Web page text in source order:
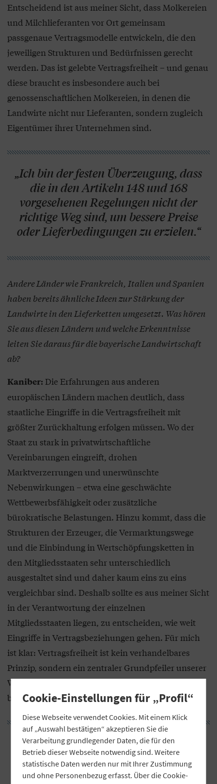
Entscheidend ist aus meiner Sicht, dass Molkereien
und Milchlieferanten vor Ort gemeinsam
passgenaue Vertragsmodelle entwickeln, die den
jeweiligen Strukturen und Bedürfnissen gerecht
werden. Das ist gelebte Vertragsfreiheit – und genau
diese braucht es insbesondere auch bei
genossenschaftlichen Molkereien, in denen die
Landwirte nicht nur Lieferanten, sondern zugleich
Eigentümer ihrer Unternehmen sind.
„Ich bin der festen Überzeugung, dass
die in den Artikeln 148 und 168
vorgesehenen Regelungen nicht der
richtige Weg sind, um bessere Preise
oder Lieferbedingungen zu erzielen.“
Andere Länder wie Frankreich, Italien und Spanien
haben bereits ähnliche Ideen zur Stärkung der
Landwirte in den Lieferketten umgesetzt. Was hören
Sie aus diesen Ländern und welche Erkenntnisse
leiten Sie daraus für die bayerische Landwirtschaft
ab?
Kaniber: Die Erfahrungen aus anderen
europäischen Ländern machen deutlich, dass
staatliche Eingriffe in die Vertragsfreiheit mit
größter Zurückhaltung erfolgen müssen. Wo der
Staat zu stark in privatwirtschaftliche
Vereinbarungen eingreift, drohen
Marktverzerrungen und unerwünschte
Nebenwirkungen – etwa eine geschwächte
Wettbewerbsfähigkeit oder zusätzliche
bürokratische Belastungen. Hinzu kommt, dass die
Strukturen der Erzeuger, die Vermarktungswege
und die Einbindung in Wertschöpfungsketten in
den Mitgliedsstaaten sehr unterschiedlich
ausgestaltet sind und daher kaum eins zu eins
vergleichbar sind. Deshalb sollte es aus meiner Sicht
in der Verantwortung der einzelnen
Mitgliedsstaaten liegen, zu entscheiden, wie weit
Eingriffe in Vertragsbeziehungen gehen. Für mich
ist klar: Vertragsfreiheit ist kein verhandelbares
Prinzip, sondern ein zentraler Grundpfeiler unserer
Wirtschaftsordnung – und diesen gilt es zu
bewahren.
„Wo der Staat zu stark in
privatwirtschaftliche Vereinbarungen
eingreift, drohen Marktverzerrungen
Cookie-Einstellungen für „Profil“
Diese Webseite verwendet Cookies. Mit einem Klick
auf „Auswahl bestätigen“ akzeptieren Sie die
Verarbeitung grundlegender Daten, die für den
Betrieb dieser Webseite notwendig sind. Weitere
statistische Daten werden nur mit Ihrer Zustimmung
und ohne Personenbezug erfasst. Über die Cookie-